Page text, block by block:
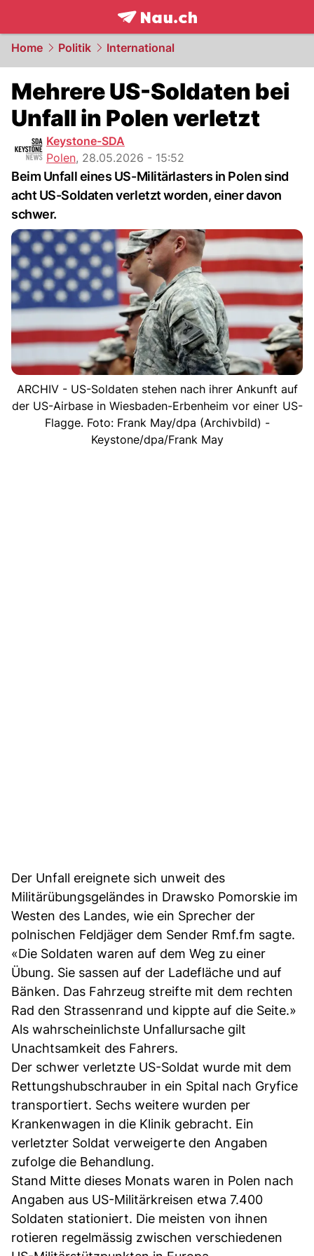
frontpage.NAU.ch
Home Politik International
Mehrere US-Soldaten bei
Unfall in Polen verletzt
Keystone-SDA
Polen, 28.05.2026 - 15:52
Beim Unfall eines US-Militärlasters in Polen sind
acht US-Soldaten verletzt worden, einer davon
schwer.
ARCHIV - US-Soldaten stehen nach ihrer Ankunft auf
der US-Airbase in Wiesbaden-Erbenheim vor einer US-
Flagge. Foto: Frank May/dpa (Archivbild) -
Keystone/dpa/Frank May
Der Unfall ereignete sich unweit des
Militärübungsgeländes in Drawsko Pomorskie im
Westen des Landes, wie ein Sprecher der
polnischen Feldjäger dem Sender Rmf.fm sagte.
«Die Soldaten waren auf dem Weg zu einer
Übung. Sie sassen auf der Ladefläche und auf
Bänken. Das Fahrzeug streifte mit dem rechten
Rad den Strassenrand und kippte auf die Seite.»
Als wahrscheinlichste Unfallursache gilt
Unachtsamkeit des Fahrers.
Der schwer verletzte US-Soldat wurde mit dem
Rettungshubschrauber in ein Spital nach Gryfice
transportiert. Sechs weitere wurden per
Krankenwagen in die Klinik gebracht. Ein
verletzter Soldat verweigerte den Angaben
zufolge die Behandlung.
Stand Mitte dieses Monats waren in Polen nach
Angaben aus US-Militärkreisen etwa 7.400
Soldaten stationiert. Die meisten von ihnen
rotieren regelmässig zwischen verschiedenen